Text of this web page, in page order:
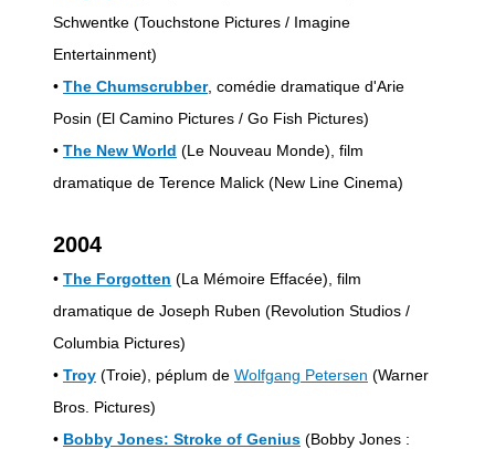
Schwentke (Touchstone Pictures / Imagine
Entertainment)
• The Chumscrubber, comédie dramatique d'Arie
Posin (El Camino Pictures / Go Fish Pictures)
• The New World (Le Nouveau Monde), film
dramatique de Terence Malick (New Line Cinema)
2004
• The Forgotten (La Mémoire Effacée), film
dramatique de Joseph Ruben (Revolution Studios /
Columbia Pictures)
• Troy (Troie), péplum de Wolfgang Petersen (Warner
Bros. Pictures)
• Bobby Jones: Stroke of Genius (Bobby Jones :